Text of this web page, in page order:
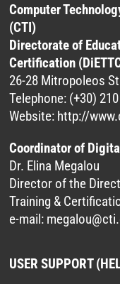
Computer
(CTI)
Directorate of
Certification
26-28 Mitropoleos
Telephone: (+30)
Website: http://
Coordinator of
Dr. Elina Megalou
Director of the
Training &
e-mail:
USER SUPPORT